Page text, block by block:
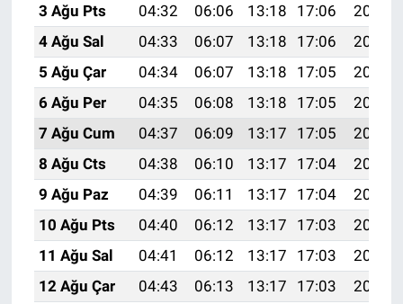
3 Ağu Pts
04:32 06:06 13:18 17:06
20:20
4 Ağu Sal
04:33 06:07 13:18 17:06
20:19
5 Ağu Çar
04:34 06:07 13:18 17:05
20:18
6 Ağu Per
04:35 06:08 13:18 17:05
20:17
7 Ağu Cum
04:37 06:09 13:17 17:05
20:16
8 Ağu Cts
04:38 06:10 13:17 17:04
20:15
9 Ağu Paz
04:39 06:11 13:17 17:04
20:14
10 Ağu Pts
04:40 06:12 13:17 17:03
20:13
11 Ağu Sal
04:41 06:12 13:17 17:03
20:11
12 Ağu Çar
04:43 06:13 13:17 17:03
20:10